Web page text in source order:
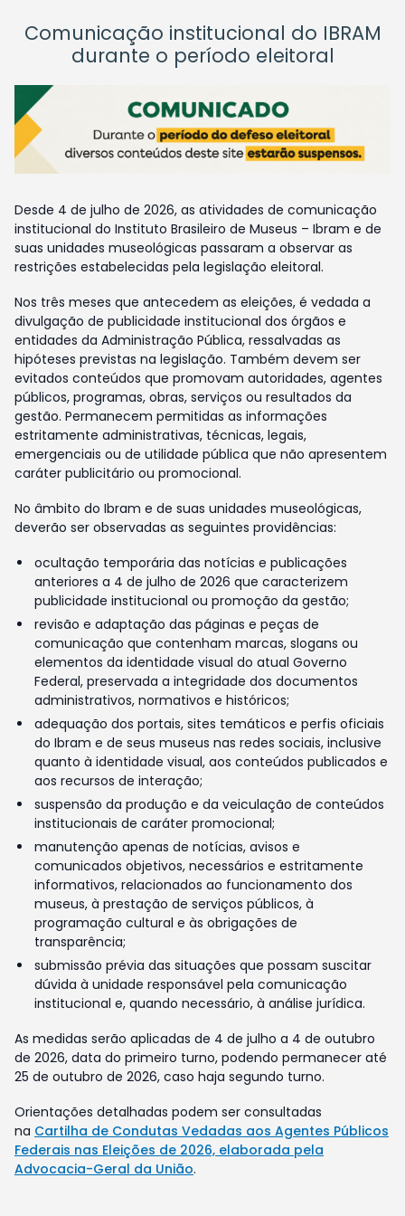
Comunicação institucional do IBRAM
durante o período eleitoral
Desde 4 de julho de 2026, as atividades de comunicação
institucional do Instituto Brasileiro de Museus – Ibram e de
suas unidades museológicas passaram a observar as
restrições estabelecidas pela legislação eleitoral.
Nos três meses que antecedem as eleições, é vedada a
divulgação de publicidade institucional dos órgãos e
entidades da Administração Pública, ressalvadas as
hipóteses previstas na legislação. Também devem ser
evitados conteúdos que promovam autoridades, agentes
públicos, programas, obras, serviços ou resultados da
gestão. Permanecem permitidas as informações
estritamente administrativas, técnicas, legais,
emergenciais ou de utilidade pública que não apresentem
caráter publicitário ou promocional.
No âmbito do Ibram e de suas unidades museológicas,
deverão ser observadas as seguintes providências:
ocultação temporária das notícias e publicações
anteriores a 4 de julho de 2026 que caracterizem
publicidade institucional ou promoção da gestão;
revisão e adaptação das páginas e peças de
comunicação que contenham marcas, slogans ou
elementos da identidade visual do atual Governo
Federal, preservada a integridade dos documentos
administrativos, normativos e históricos;
adequação dos portais, sites temáticos e perfis oficiais
do Ibram e de seus museus nas redes sociais, inclusive
quanto à identidade visual, aos conteúdos publicados e
aos recursos de interação;
suspensão da produção e da veiculação de conteúdos
institucionais de caráter promocional;
manutenção apenas de notícias, avisos e
comunicados objetivos, necessários e estritamente
informativos, relacionados ao funcionamento dos
museus, à prestação de serviços públicos, à
programação cultural e às obrigações de
transparência;
submissão prévia das situações que possam suscitar
dúvida à unidade responsável pela comunicação
institucional e, quando necessário, à análise jurídica.
As medidas serão aplicadas de 4 de julho a 4 de outubro
de 2026, data do primeiro turno, podendo permanecer até
25 de outubro de 2026, caso haja segundo turno.
Orientações detalhadas podem ser consultadas
na Cartilha de Condutas Vedadas aos Agentes Públicos
Federais nas Eleições de 2026, elaborada pela
Advocacia-Geral da União.